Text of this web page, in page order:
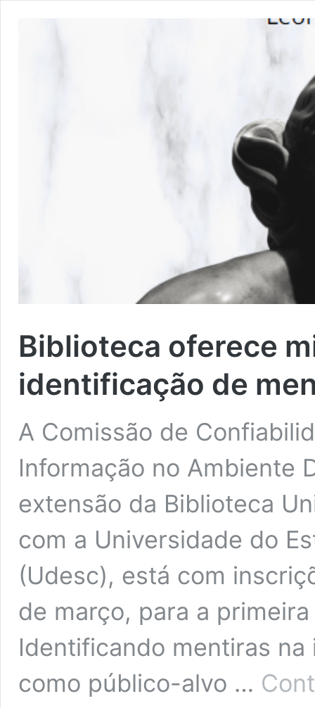
Biblioteca oferece
identificação de
A Comissão de
Informação no Ambiente
extensão da Biblioteca
com a Universidade do
(Udesc), está com
de março, para a
Identificando mentiras
como público-alvo …